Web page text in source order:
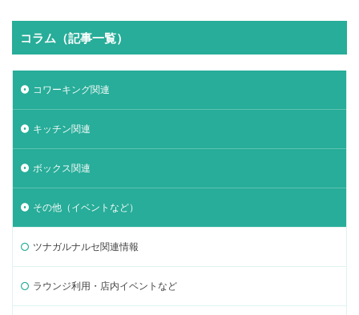
コラム（記事一覧）
コワーキング関連
キッチン関連
ボックス関連
その他（イベントなど）
ツナガルナルセ関連情報
ラウンジ利用・店内イベントなど